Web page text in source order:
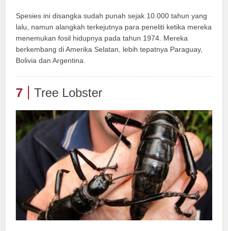
Spesies ini disangka sudah punah sejak 10.000 tahun yang
lalu, namun alangkah terkejutnya para peneliti ketika mereka
menemukan fosil hidupnya pada tahun 1974. Mereka
berkembang di Amerika Selatan, lebih tepatnya Paraguay,
Bolivia dan Argentina.
7 Tree Lobster